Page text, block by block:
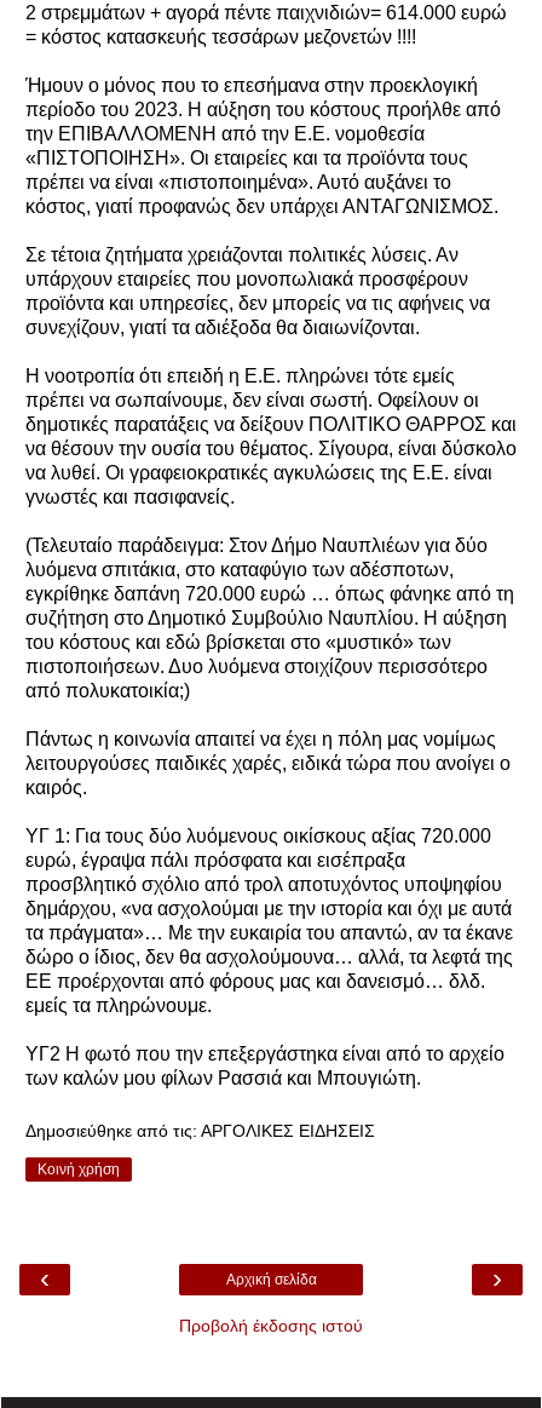
2 στρεμμάτων + αγορά πέντε παιχνιδιών= 614.000 ευρώ
= κόστος κατασκευής τεσσάρων μεζονετών !!!!
Ήμουν ο μόνος που το επεσήμανα στην προεκλογική
περίοδο του 2023. Η αύξηση του κόστους προήλθε από
την ΕΠΙΒΑΛΛΟΜΕΝΗ από την Ε.Ε. νομοθεσία
«ΠΙΣΤΟΠΟΙΗΣΗ». Οι εταιρείες και τα προϊόντα τους
πρέπει να είναι «πιστοποιημένα». Αυτό αυξάνει το
κόστος, γιατί προφανώς δεν υπάρχει ΑΝΤΑΓΩΝΙΣΜΟΣ.
Σε τέτοια ζητήματα χρειάζονται πολιτικές λύσεις. Αν
υπάρχουν εταιρείες που μονοπωλιακά προσφέρουν
προϊόντα και υπηρεσίες, δεν μπορείς να τις αφήνεις να
συνεχίζουν, γιατί τα αδιέξοδα θα διαιωνίζονται.
Η νοοτροπία ότι επειδή η Ε.Ε. πληρώνει τότε εμείς
πρέπει να σωπαίνουμε, δεν είναι σωστή. Οφείλουν οι
δημοτικές παρατάξεις να δείξουν ΠΟΛΙΤΙΚΟ ΘΑΡΡΟΣ και
να θέσουν την ουσία του θέματος. Σίγουρα, είναι δύσκολο
να λυθεί. Οι γραφειοκρατικές αγκυλώσεις της Ε.Ε. είναι
γνωστές και πασιφανείς.
(Τελευταίο παράδειγμα: Στον Δήμο Ναυπλιέων για δύο
λυόμενα σπιτάκια, στο καταφύγιο των αδέσποτων,
εγκρίθηκε δαπάνη 720.000 ευρώ … όπως φάνηκε από τη
συζήτηση στο Δημοτικό Συμβούλιο Ναυπλίου. Η αύξηση
του κόστους και εδώ βρίσκεται στο «μυστικό» των
πιστοποιήσεων. Δυο λυόμενα στοιχίζουν περισσότερο
από πολυκατοικία;)
Πάντως η κοινωνία απαιτεί να έχει η πόλη μας νομίμως
λειτουργούσες παιδικές χαρές, ειδικά τώρα που ανοίγει ο
καιρός.
ΥΓ 1: Για τους δύο λυόμενους οικίσκους αξίας 720.000
ευρώ, έγραψα πάλι πρόσφατα και εισέπραξα
προσβλητικό σχόλιο από τρολ αποτυχόντος υποψηφίου
δημάρχου, «να ασχολούμαι με την ιστορία και όχι με αυτά
τα πράγματα»… Με την ευκαιρία του απαντώ, αν τα έκανε
δώρο ο ίδιος, δεν θα ασχολούμουνα… αλλά, τα λεφτά της
ΕΕ προέρχονται από φόρους μας και δανεισμό… δλδ.
εμείς τα πληρώνουμε.
ΥΓ2 Η φωτό που την επεξεργάστηκα είναι από το αρχείο
των καλών μου φίλων Ρασσιά και Μπουγιώτη.
Δημοσιεύθηκε από τις: ΑΡΓΟΛΙΚΕΣ ΕΙΔΗΣΕΙΣ
Κοινή χρήση
‹ ›
Αρχική σελίδα
Προβολή έκδοσης ιστού